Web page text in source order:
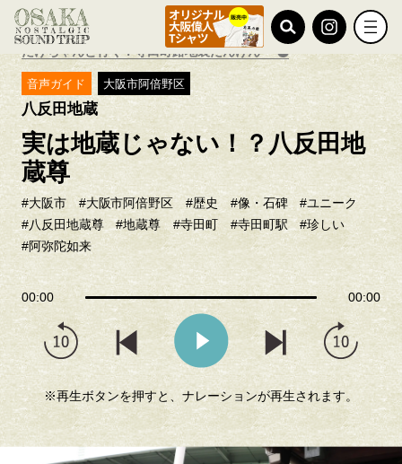
TOP ノスタルジック探訪
たけちゃんと行く！寺田町路地裏たんけん
音声ガイド 大阪市阿倍野区
八反田地蔵
実は地蔵じゃない！？八反田地
蔵尊
#大阪市 #大阪市阿倍野区 #歴史 #像・石碑
#ユニーク
#八反田地蔵尊
#地蔵尊 #寺田町 #寺田町駅
#珍しい
#阿弥陀如来
00:00 00:00
※再生ボタンを押すと、ナレーションが再生されます。